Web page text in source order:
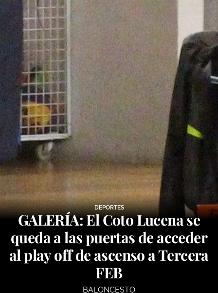
DEPORTES
GALERÍA: El Coto Lucena se
queda a las puertas de acceder
al play off de ascenso a Tercera
FEB
BALONCESTO